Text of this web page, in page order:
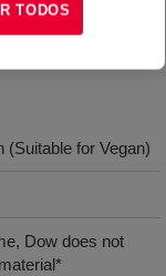
(Suitable for Vegan)
Dow does not
TODOS